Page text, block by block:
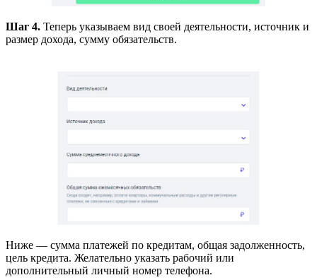
Шаг 4. Теперь указываем вид своей деятельности, источник и
размер дохода, сумму обязательств.
Ниже — сумма платежей по кредитам, общая задолженность,
цель кредита. Желательно указать рабочий или
дополнительный личный номер телефона.